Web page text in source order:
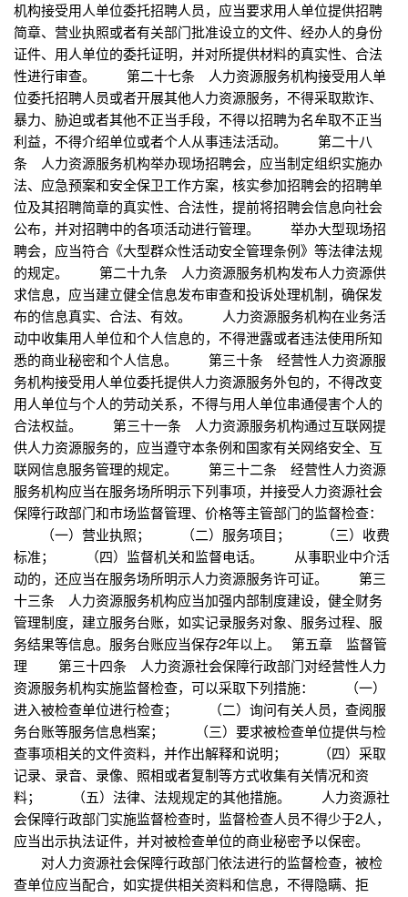
机构接受用人单位委托招聘人员，应当要求用人单位提供招聘
简章、营业执照或者有关部门批准设立的文件、经办人的身份
证件、用人单位的委托证明，并对所提供材料的真实性、合法
性进行审查。 第二十七条 人力资源服务机构接受用人单
位委托招聘人员或者开展其他人力资源服务，不得采取欺诈、
暴力、胁迫或者其他不正当手段，不得以招聘为名牟取不正当
利益，不得介绍单位或者个人从事违法活动。 第二十八
条 人力资源服务机构举办现场招聘会，应当制定组织实施办
法、应急预案和安全保卫工作方案，核实参加招聘会的招聘单
位及其招聘简章的真实性、合法性，提前将招聘会信息向社会
公布，并对招聘中的各项活动进行管理。 举办大型现场招
聘会，应当符合《大型群众性活动安全管理条例》等法律法规
的规定。 第二十九条 人力资源服务机构发布人力资源供
求信息，应当建立健全信息发布审查和投诉处理机制，确保发
布的信息真实、合法、有效。 人力资源服务机构在业务活
动中收集用人单位和个人信息的，不得泄露或者违法使用所知
悉的商业秘密和个人信息。 第三十条 经营性人力资源服
务机构接受用人单位委托提供人力资源服务外包的，不得改变
用人单位与个人的劳动关系，不得与用人单位串通侵害个人的
合法权益。 第三十一条 人力资源服务机构通过互联网提
供人力资源服务的，应当遵守本条例和国家有关网络安全、互
联网信息服务管理的规定。 第三十二条 经营性人力资源
服务机构应当在服务场所明示下列事项，并接受人力资源社会
保障行政部门和市场监督管理、价格等主管部门的监督检查：
（一）营业执照； （二）服务项目； （三）收费
标准； （四）监督机关和监督电话。 从事职业中介活
动的，还应当在服务场所明示人力资源服务许可证。 第三
十三条 人力资源服务机构应当加强内部制度建设，健全财务
管理制度，建立服务台账，如实记录服务对象、服务过程、服
务结果等信息。服务台账应当保存2年以上。 第五章 监督管
理 第三十四条 人力资源社会保障行政部门对经营性人力
资源服务机构实施监督检查，可以采取下列措施： （一）
进入被检查单位进行检查； （二）询问有关人员，查阅服
务台账等服务信息档案； （三）要求被检查单位提供与检
查事项相关的文件资料，并作出解释和说明； （四）采取
记录、录音、录像、照相或者复制等方式收集有关情况和资
料； （五）法律、法规规定的其他措施。 人力资源社
会保障行政部门实施监督检查时，监督检查人员不得少于2人，
应当出示执法证件，并对被检查单位的商业秘密予以保密。
对人力资源社会保障行政部门依法进行的监督检查，被检
查单位应当配合，如实提供相关资料和信息，不得隐瞒、拒